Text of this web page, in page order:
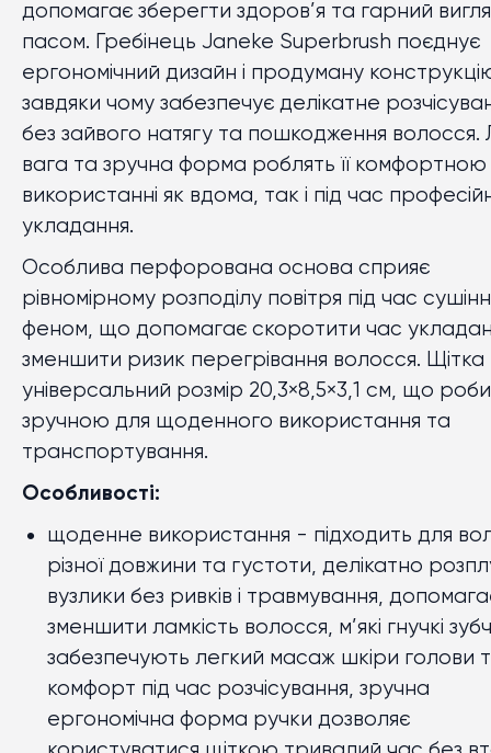
допомагає зберегти здоров’я та гарний
пасом. Гребінець Janeke Superbrush поєднує
ергономічний дизайн і продуману
завдяки чому забезпечує делікатне
без зайвого натягу та пошкодження волосся.
вага та зручна форма роблять її комфортною
використанні як вдома, так і під час
укладання.
Особлива перфорована основа сприяє
рівномірному розподілу повітря під час
феном, що допомагає скоротити час
зменшити ризик перегрівання волосся. Щітка
універсальний розмір 20,3×8,5×3,1 см, що
зручною для щоденного використання та
транспортування.
Особливості:
щоденне використання - підходить для
різної довжини та густоти, делікатно
вузлики без ривків і травмування,
зменшити ламкість волосся, м’які гнучкі
забезпечують легкий масаж шкіри голови
комфорт під час розчісування, зручна
ергономічна форма ручки дозволяє